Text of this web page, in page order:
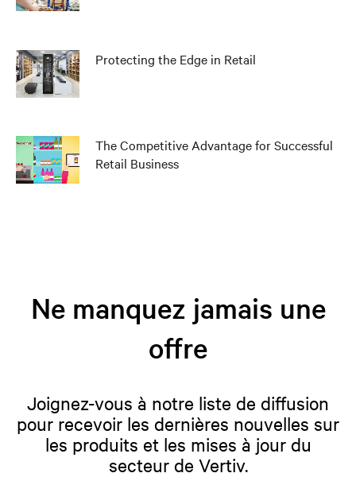
Protecting the Edge in Retail
The Competitive Advantage for Successful
Retail Business
Ne manquez jamais une
offre
Joignez-vous à notre liste de diffusion
pour recevoir les dernières nouvelles sur
les produits et les mises à jour du
secteur de Vertiv.